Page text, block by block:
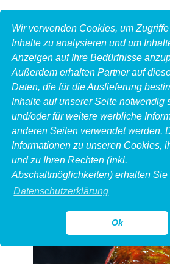
Wir verwenden Cookies, um
Inhalte zu analysieren und um
Anzeigen auf Ihre Bedürfnisse
Außerdem erhalten Partner auf
Daten, die für die Auslieferung
Inhalte auf unserer Seite notwendig
und/oder für weitere werbliche
anderen Seiten verwendet werden.
Informationen zu unseren Cookies,
und zu Ihren Rechten (inkl.
Abschaltmöglichkeiten) erhalten Sie
Datenschutzerklärung
Ok